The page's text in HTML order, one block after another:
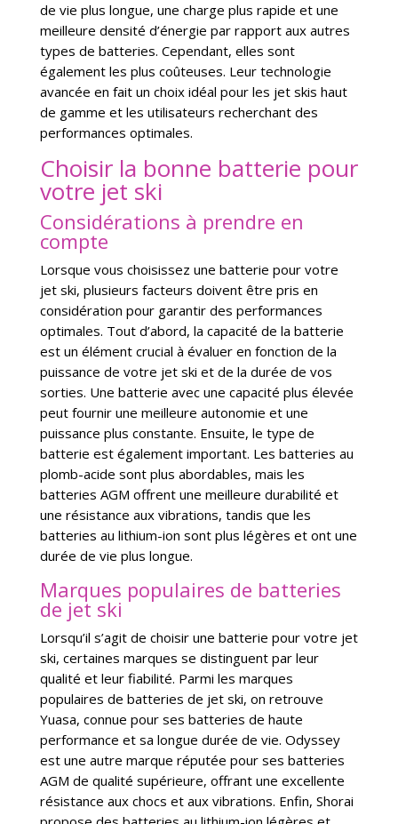
de vie plus longue, une charge plus rapide et une
meilleure densité d’énergie par rapport aux autres
types de batteries. Cependant, elles sont
également les plus coûteuses. Leur technologie
avancée en fait un choix idéal pour les jet skis haut
de gamme et les utilisateurs recherchant des
performances optimales.
Choisir la bonne batterie pour
votre jet ski
Considérations à prendre en
compte
Lorsque vous choisissez une batterie pour votre
jet ski, plusieurs facteurs doivent être pris en
considération pour garantir des performances
optimales. Tout d’abord, la capacité de la batterie
est un élément crucial à évaluer en fonction de la
puissance de votre jet ski et de la durée de vos
sorties. Une batterie avec une capacité plus élevée
peut fournir une meilleure autonomie et une
puissance plus constante. Ensuite, le type de
batterie est également important. Les batteries au
plomb-acide sont plus abordables, mais les
batteries AGM offrent une meilleure durabilité et
une résistance aux vibrations, tandis que les
batteries au lithium-ion sont plus légères et ont une
durée de vie plus longue.
Marques populaires de batteries
de jet ski
Lorsqu’il s’agit de choisir une batterie pour votre jet
ski, certaines marques se distinguent par leur
qualité et leur fiabilité. Parmi les marques
populaires de batteries de jet ski, on retrouve
Yuasa, connue pour ses batteries de haute
performance et sa longue durée de vie. Odyssey
est une autre marque réputée pour ses batteries
AGM de qualité supérieure, offrant une excellente
résistance aux chocs et aux vibrations. Enfin, Shorai